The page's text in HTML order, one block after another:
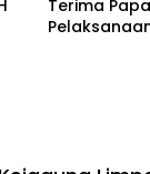
Terima